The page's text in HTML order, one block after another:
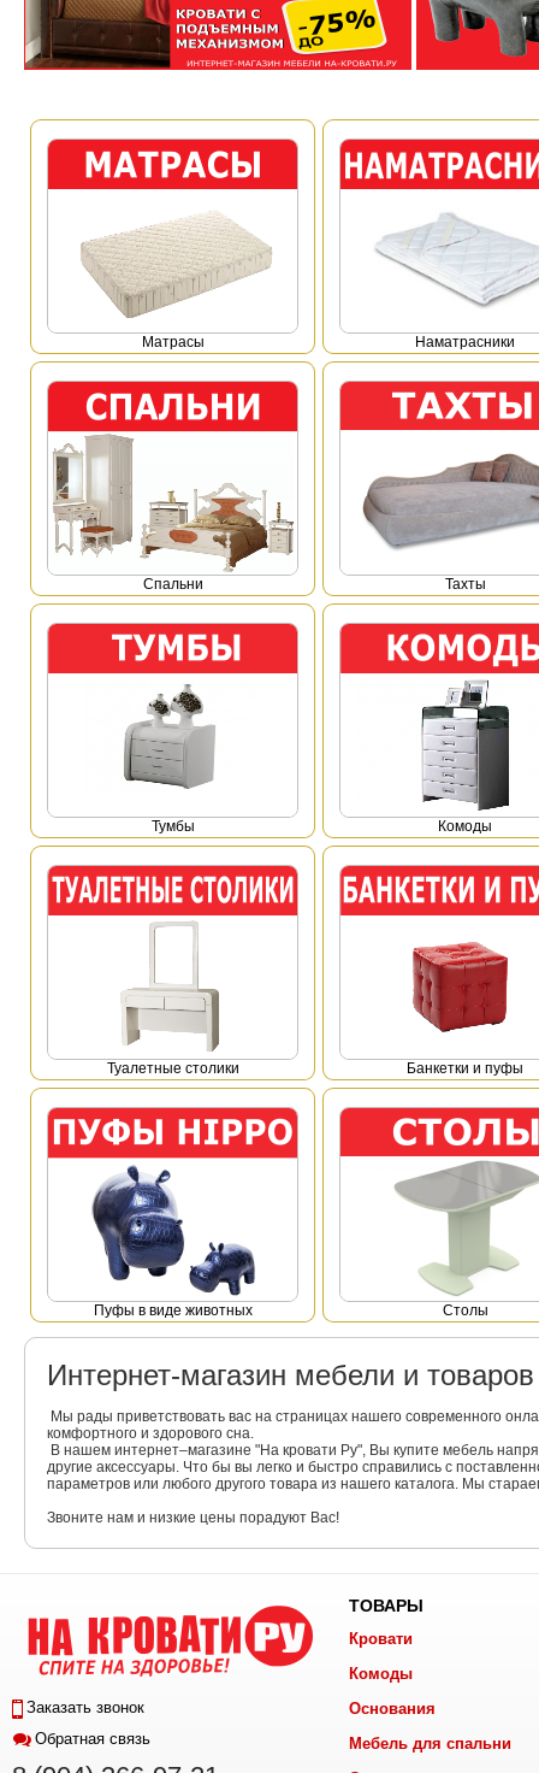
Mатрасы Наматрасники
Спальни Тахты
Тумбы Комоды
Туалетные столики Банкетки и пуфы
Пуфы в виде животных Столы
Интернет-магазин мебели и
Мы рады приветствовать вас на страницах нашего современного
комфортного и здорового сна.
В нашем интернет–магазине "На кровати Ру", Вы купите мебель
другие аксессуары. Что бы вы легко и быстро справились с
параметров или любого другого товара из нашего каталога. Мы
Звоните нам и низкие цены порадуют Вас!
Заказать звонок
Обратная связь
ТОВАРЫ
Кровати
Комоды
Основания
Мебель для спальни